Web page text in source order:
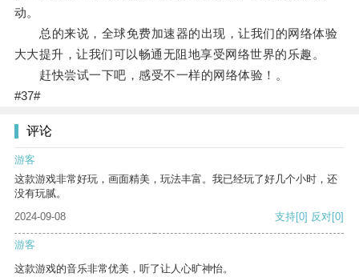
动。
总的来说，全球免费加速器的出现，让我们的网络体验
大大提升，让我们可以畅通无阻地享受网络世界的乐趣。
赶快尝试一下吧，感受不一样的网络体验！。
#37#
评论
游客
这款游戏非常好玩，画面精美，玩法丰富。我已经玩了好几个小时，还
没有玩腻。
2024-09-08
支持[0] 反对[0]
游客
这款游戏的音乐非常优美，听了让人心旷神怡。